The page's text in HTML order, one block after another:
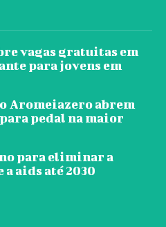
vagas gratuitas em
para jovens em
Aromeiazero abrem
pedal na maior
para eliminar a
aids até 2030